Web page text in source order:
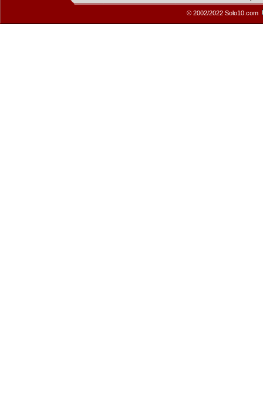
© 2002/2022 Solo10.com